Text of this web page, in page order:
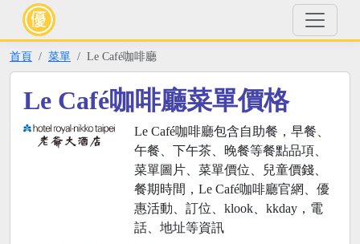
首頁 菜單 Le Café咖啡廳
Le Café咖啡廳菜單價格
Le Café咖啡廳包含自助餐，早餐、
午餐、下午茶、晚餐等餐點品項、
菜單圖片、菜單價位、兒童價錢、
餐期時間，Le Café咖啡廳官網、優
惠活動、訂位、klook、kkday，電
話、地址等資訊